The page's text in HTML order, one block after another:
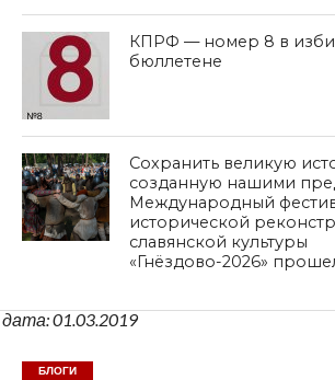
КПРФ — номер 8 в
бюллетене
Сохранить великую
созданную нашими
Международный
исторической
славянской культуры
«Гнёздово-2026»
дата: 01.03.2019
БЛОГИ